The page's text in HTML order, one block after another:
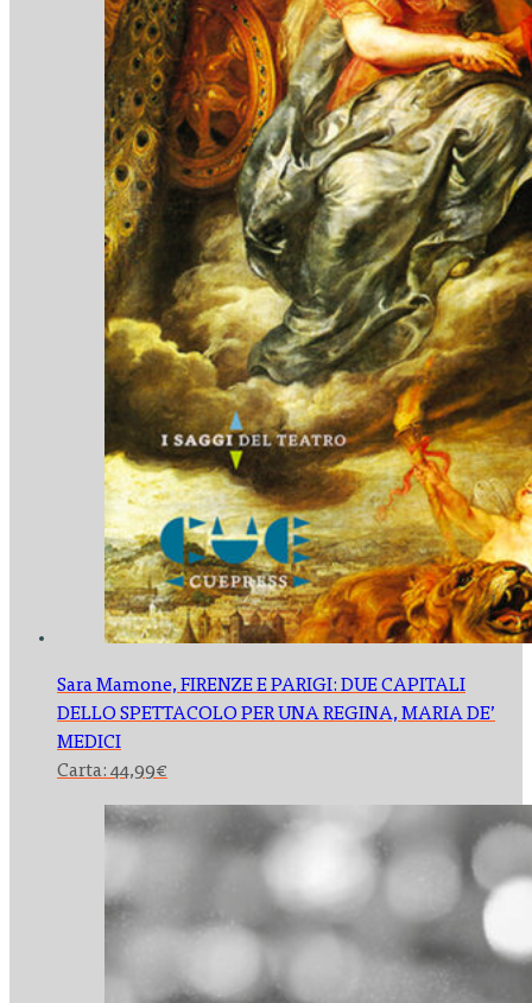
Sara Mamone,FIRENZE E PARIGI: DUE CAPITALI
DELLO SPETTACOLO PER UNA REGINA, MARIA DE’
MEDICI
Carta: 44,99€